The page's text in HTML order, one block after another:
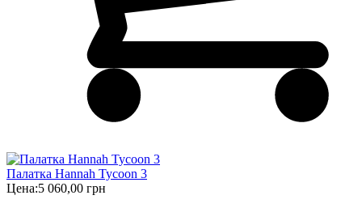
Палатка Hannah Tycoon 3
Цена:5 060,00 грн